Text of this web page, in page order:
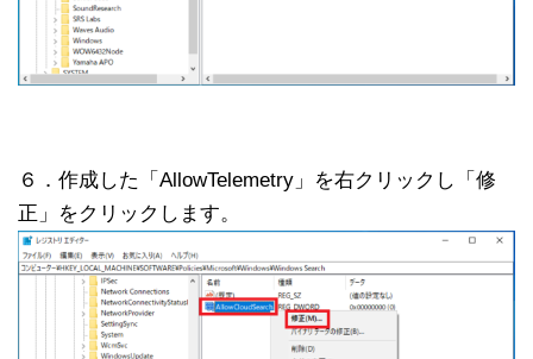
６．作成した「AllowTelemetry」を右クリックし「修
正」をクリックします。